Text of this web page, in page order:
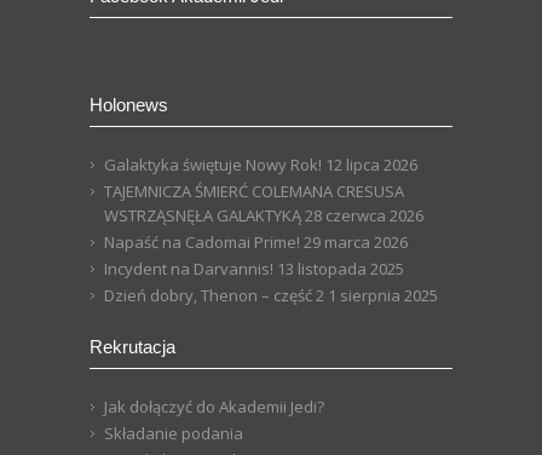
Holonews
Galaktyka świętuje Nowy Rok! 12 lipca 2026
TAJEMNICZA ŚMIERĆ COLEMANA CRESUSA
WSTRZĄSNĘŁA GALAKTYKĄ28 czerwca 2026
Napaść na Cadomai Prime! 29 marca 2026
Incydent na Darvannis! 13 listopada 2025
Dzień dobry, Thenon – część 2 1 sierpnia 2025
Rekrutacja
Jak dołączyć do Akademii Jedi?
Składanie podania